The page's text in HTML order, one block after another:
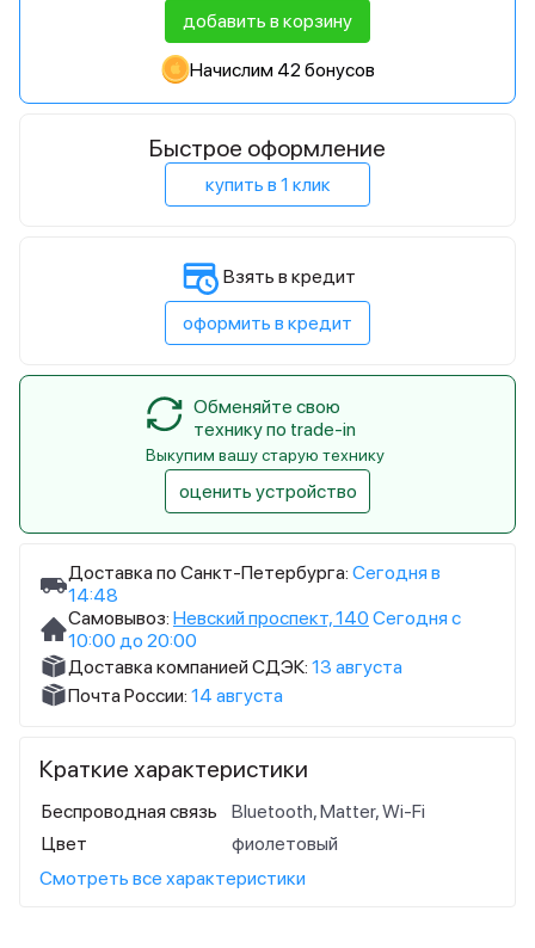
Доставка по Санкт-Петербурга: Сегодня в
14:48
Самовывоз: Невский проспект, 140 Сегодня с
10:00 до 20:00
Доставка компанией СДЭК: 13 августа
Почта России: 14 августа
Краткие характеристики
Беспроводная связь
Bluetooth, Matter, Wi-Fi
Цвет
фиолетовый
Смотреть все характеристики
добавить в корзину
Начислим 42 бонусов
Быстрое оформление
купить в 1 клик
Взять в кредит
оформить в кредит
Обменяйте свою
технику по trade-in
Выкупим вашу старую технику
оценить устройство